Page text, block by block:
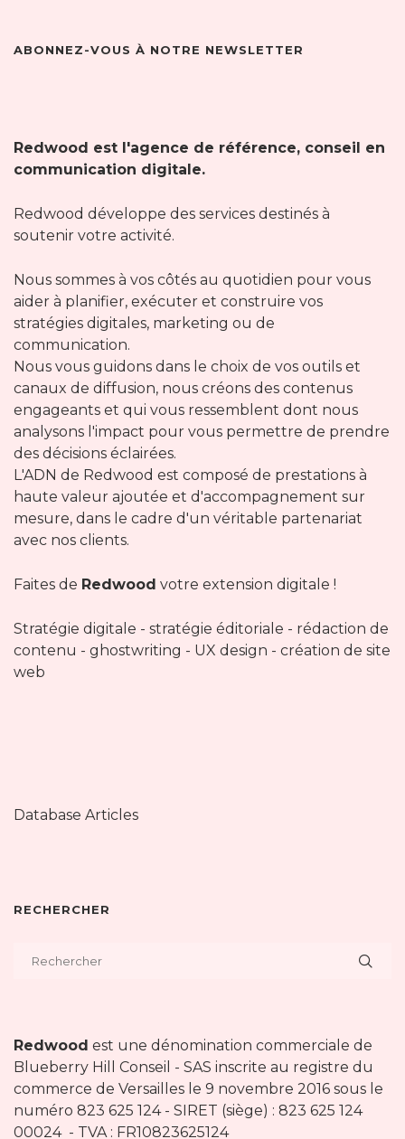
ABONNEZ-VOUS À NOTRE NEWSLETTER
Redwood est l'agence de référence, conseil en
communication digitale.
Redwood développe des services destinés à
soutenir votre activité.
Nous sommes à vos côtés au quotidien pour vous
aider à planifier, exécuter et construire vos
stratégies digitales, marketing ou de
communication.
Nous vous guidons dans le choix de vos outils et
canaux de diffusion, nous créons des contenus
engageants et qui vous ressemblent dont nous
analysons l'impact pour vous permettre de prendre
des décisions éclairées.
L'ADN de Redwood est composé de prestations à
haute valeur ajoutée et d'accompagnement sur
mesure, dans le cadre d'un véritable partenariat
avec nos clients.
Faites de Redwood votre extension digitale !
Stratégie digitale - stratégie éditoriale - rédaction de
contenu - ghostwriting - UX design - création de site
web
Database Articles
RECHERCHER
Redwood est une dénomination commerciale de
Blueberry Hill Conseil - SAS inscrite au registre du
commerce de Versailles le 9 novembre 2016 sous le
numéro 823 625 124 - SIRET (siège) : 823 625 124
00024 - TVA : FR10823625124